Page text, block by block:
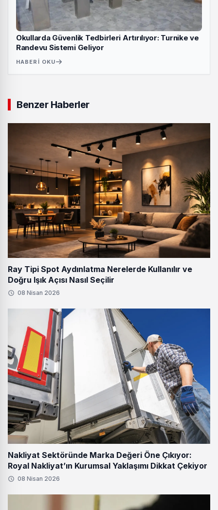
Okullarda Güvenlik Tedbirleri Artırılıyor: Turnike ve
Randevu Sistemi Geliyor
HABERI OKU
Benzer Haberler
Ray Tipi Spot Aydınlatma Nerelerde Kullanılır ve
Doğru Işık Açısı Nasıl Seçilir
08 Nisan 2026
Nakliyat Sektöründe Marka Değeri Öne Çıkıyor:
Royal Nakliyat’ın Kurumsal Yaklaşımı Dikkat Çekiyor
08 Nisan 2026